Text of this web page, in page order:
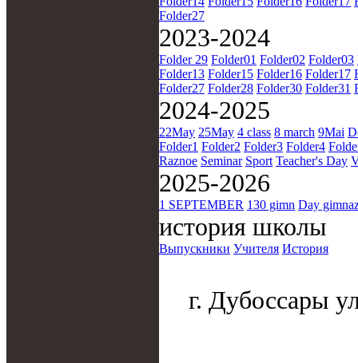
Folder27
2023-2024
Folder 29 Folder01 Folder02 Folder03
Folder13 Folder15 Folder16 Folder17
Folder27 Folder28 Folder30 Folder31
2024-2025
22May 25May 4 class 8 march 9Mai
Folder1 Folder2 Folder3 Folder4
Raznoe Seminar Sport Teacher's Day
2025-2026
1 SEPTEMBER 130 gimn Day
история школы
Выпускники Учителя История
г. Дубоссары